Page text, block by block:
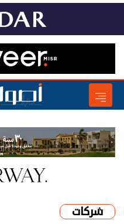
شركات